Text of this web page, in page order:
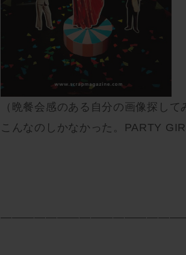
（晩餐会感のある自分の画像探して
こんなのしかなかった。PARTY